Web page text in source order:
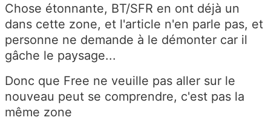
Chose étonnante, BT/SFR en ont déjà un
dans cette zone, et l'article n'en parle pas, et
personne ne demande à le démonter car il
gâche le paysage...
Donc que Free ne veuille pas aller sur le
nouveau peut se comprendre, c'est pas la
même zone